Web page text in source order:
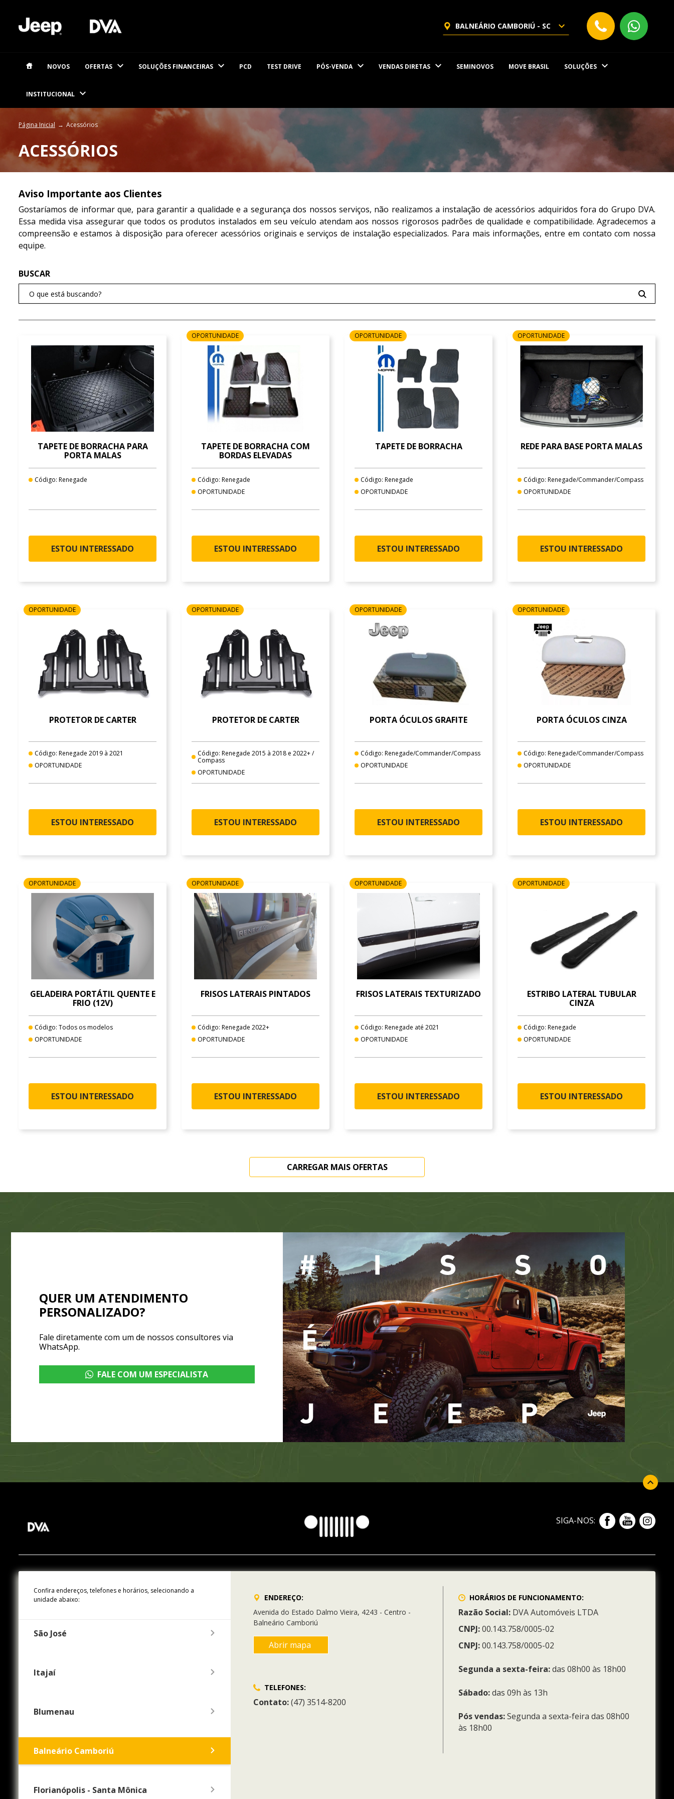
BALNEÁRIO CAMBORIÚ - SC
NOVOS OFERTAS SOLUÇÕES FINANCEIRAS PCD TEST DRIVE PÓS-VENDA VENDAS DIRETAS SEMINOVOS MOVE BRASIL SOLUÇÕES
INSTITUCIONAL
Página Inicial Acessórios
ACESSÓRIOS
Aviso Importante aos Clientes
Gostaríamos de informar que, para garantir a qualidade e a segurança dos nossos serviços, não realizamos a instalação de acessórios adquiridos fora do Grupo DVA.
Essa medida visa assegurar que todos os produtos instalados em seu veículo atendam aos nossos rigorosos padrões de qualidade e compatibilidade. Agradecemos a
compreensão e estamos à disposição para oferecer acessórios originais e serviços de instalação especializados. Para mais informações, entre em contato com nossa
equipe.
TAPETE DE BORRACHA PARA
PORTA MALAS
Código: Renegade
ESTOU INTERESSADO
OPORTUNIDADE
TAPETE DE BORRACHA COM
BORDAS ELEVADAS
Código: Renegade
OPORTUNIDADE
ESTOU INTERESSADO
OPORTUNIDADE
TAPETE DE BORRACHA
Código: Renegade
OPORTUNIDADE
ESTOU INTERESSADO
OPORTUNIDADE
REDE PARA BASE PORTA MALAS
Código: Renegade/Commander/Compass
OPORTUNIDADE
ESTOU INTERESSADO
OPORTUNIDADE
PROTETOR DE CARTER
Código: Renegade 2019 à 2021
OPORTUNIDADE
ESTOU INTERESSADO
OPORTUNIDADE
PROTETOR DE CARTER
Código: Renegade 2015 à 2018 e 2022+ /
Compass
OPORTUNIDADE
ESTOU INTERESSADO
OPORTUNIDADE
PORTA ÓCULOS GRAFITE
Código: Renegade/Commander/Compass
OPORTUNIDADE
ESTOU INTERESSADO
OPORTUNIDADE
PORTA ÓCULOS CINZA
Código: Renegade/Commander/Compass
OPORTUNIDADE
ESTOU INTERESSADO
OPORTUNIDADE
GELADEIRA PORTÁTIL QUENTE E
FRIO (12V)
Código: Todos os modelos
OPORTUNIDADE
ESTOU INTERESSADO
OPORTUNIDADE
FRISOS LATERAIS PINTADOS
Código: Renegade 2022+
OPORTUNIDADE
ESTOU INTERESSADO
OPORTUNIDADE
FRISOS LATERAIS TEXTURIZADO
Código: Renegade até 2021
OPORTUNIDADE
ESTOU INTERESSADO
OPORTUNIDADE
ESTRIBO LATERAL TUBULAR
CINZA
Código: Renegade
OPORTUNIDADE
ESTOU INTERESSADO
CARREGAR MAIS OFERTAS
QUER UM ATENDIMENTO
PERSONALIZADO?
Fale diretamente com um de nossos consultores via
WhatsApp.
FALE COM UM ESPECIALISTA
SIGA-NOS:
Confira endereços, telefones e horários, selecionando a
unidade abaixo:
São José
Itajaí
Blumenau
Balneário Camboriú
Florianópolis - Santa Mônica
ENDEREÇO:
Avenida do Estado Dalmo Vieira, 4243 - Centro -
Balneário Camboriú
Abrir mapa
TELEFONES:
Contato:(47) 3514-8200
HORÁRIOS DE FUNCIONAMENTO:
Razão Social: DVA Automóveis LTDA
CNPJ:00.143.758/0005-02
CNPJ:00.143.758/0005-02
Segunda a sexta-feira:das 08h00 às 18h00
Sábado:das 09h às 13h
Pós vendas:Segunda a sexta-feira das 08h00
às 18h00